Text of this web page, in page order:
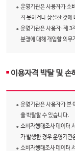
운영기관은 사용자가 소
지 못하거나 상실한 것에
운영기관은 사용자·제 3
분쟁에 대해 개입할 의무
이용자격 박탈 및 손
운영기관은 사용자가 본
을 박탈할 수 있습니다.
소비자행태조사 데이터
가 발생한 경우 운영기관
소비자행태조사 데이터